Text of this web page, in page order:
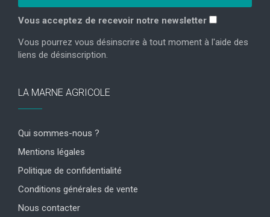
Vous acceptez de recevoir notre newsletter
Vous pourrez vous désinscrire à tout moment à l'aide des
liens de désinscription.
LA MARNE AGRICOLE
Qui sommes-nous ?
Mentions légales
Politique de confidentialité
Conditions générales de vente
Nous contacter